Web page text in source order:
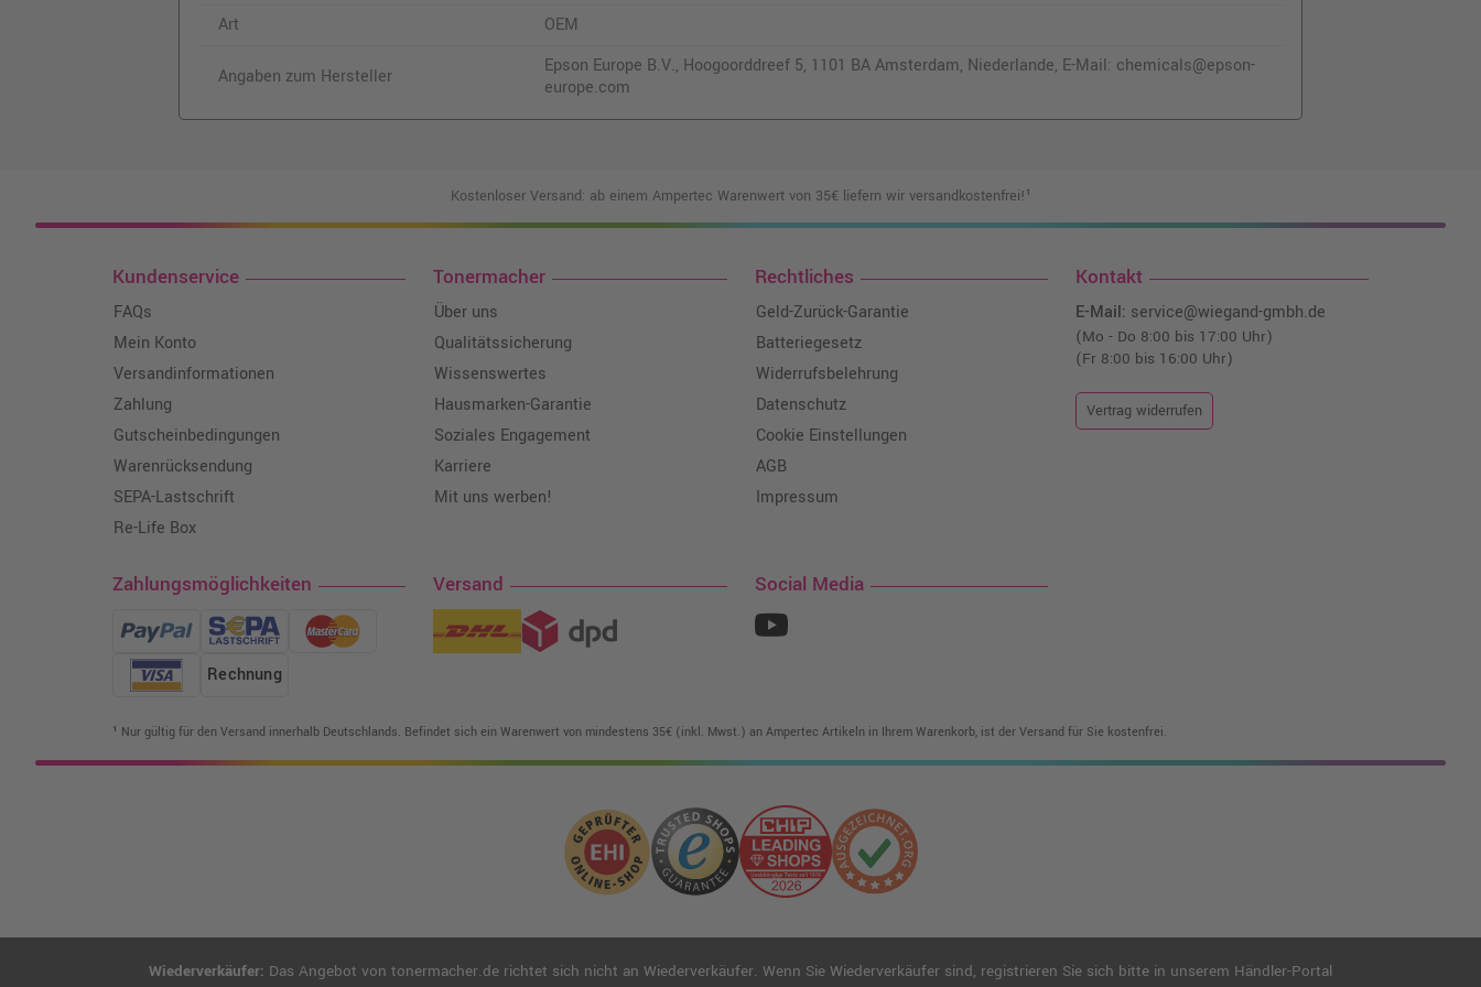
Art
OEM
Angaben zum Hersteller
Epson Europe B.V., Hoogoorddreef 5, 1101 BA Amsterdam, Niederlande, E-Mail: chemicals@epson-
europe.com
Kostenloser Versand: ab einem Ampertec Warenwert von 35€ liefern wir versandkostenfrei!¹
Kundenservice
FAQs
Mein Konto
Versandinformationen
Zahlung
Gutscheinbedingungen
Warenrücksendung
SEPA-Lastschrift
Re-Life Box
Tonermacher
Über uns
Qualitätssicherung
Wissenswertes
Hausmarken-Garantie
Soziales Engagement
Karriere
Mit uns werben!
Rechtliches
Geld-Zurück-Garantie
Batteriegesetz
Widerrufsbelehrung
Datenschutz
Cookie Einstellungen
AGB
Impressum
Kontakt
E-Mail: service@wiegand-gmbh.de
(Mo - Do 8:00 bis 17:00 Uhr)
(Fr 8:00 bis 16:00 Uhr)
Vertrag widerrufen
Zahlungsmöglichkeiten
Rechnung
Versand Social Media
¹ Nur gültig für den Versand innerhalb Deutschlands. Befindet sich ein Warenwert von mindestens 35€ (inkl. Mwst.) an Ampertec Artikeln in Ihrem Warenkorb, ist der Versand für Sie kostenfrei.
Wiederverkäufer: Das Angebot von tonermacher.de richtet sich nicht an Wiederverkäufer. Wenn Sie Wiederverkäufer sind, registrieren Sie sich bitte in unserem Händler-Portal